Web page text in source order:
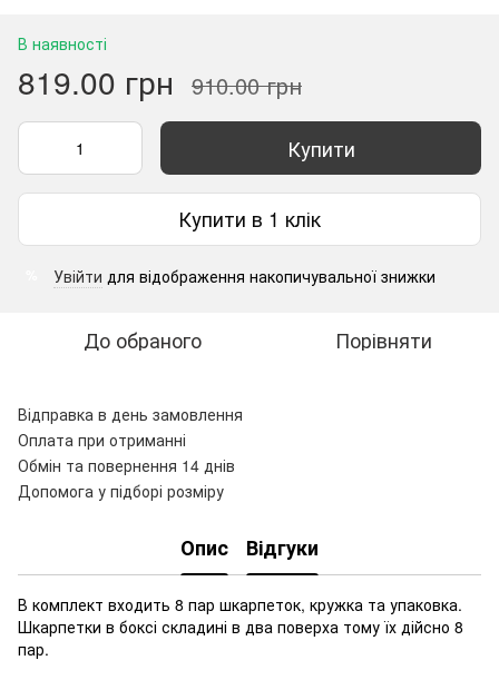
В наявності
819.00 грн 910.00 грн
Купити
Купити в 1 клік
Увійти для відображення накопичувальної знижки
До обраного Порівняти
Відправка в день замовлення
Оплата при отриманні
Обмін та повернення 14 днів
Допомога у підборі розміру
Опис Відгуки
В комплект входить 8 пар шкарпеток, кружка та упаковка.
Шкарпетки в боксі складині в два поверха тому їх дійсно 8
пар.